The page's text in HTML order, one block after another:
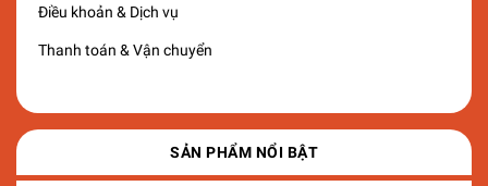
Điều khoản & Dịch vụ
Thanh toán & Vận chuyển
SẢN PHẨM NỔI BẬT